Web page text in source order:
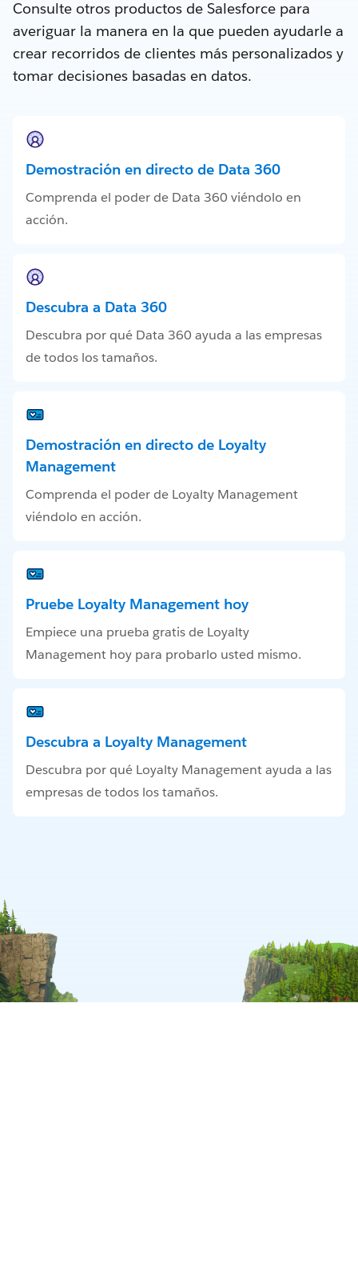
Consulte otros productos de Salesforce para
averiguar la manera en la que pueden ayudarle a
crear recorridos de clientes más personalizados y
tomar decisiones basadas en datos.
Demostración en directo de Data 360
Comprenda el poder de Data 360 viéndolo en
acción.
Descubra a Data 360
Descubra por qué Data 360 ayuda a las empresas
de todos los tamaños.
Demostración en directo de Loyalty
Management
Comprenda el poder de Loyalty Management
viéndolo en acción.
Pruebe Loyalty Management hoy
Empiece una prueba gratis de Loyalty
Management hoy para probarlo usted mismo.
Descubra a Loyalty Management
Descubra por qué Loyalty Management ayuda a las
empresas de todos los tamaños.